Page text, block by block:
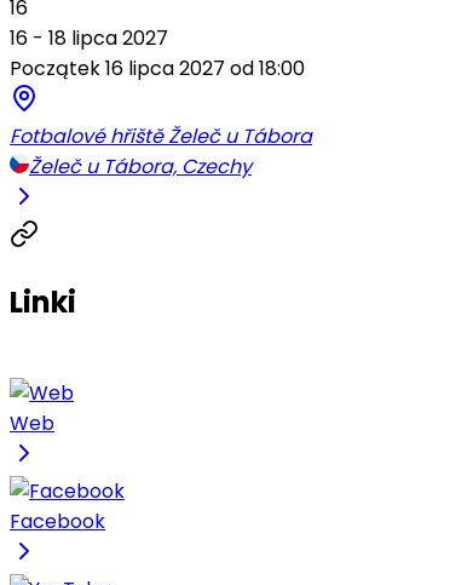
16
16 - 18 lipca 2027
Początek 16 lipca 2027 od 18:00
Fotbalové hřiště Želeč u Tábora
Želeč u Tábora, Czechy
Linki
Web
Facebook